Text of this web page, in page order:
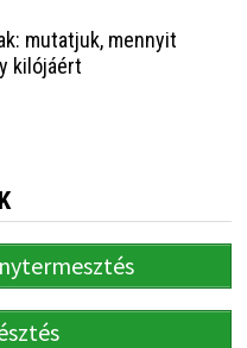
mutatjuk, mennyit
kilójáért